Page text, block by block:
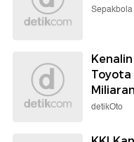
Sepakbola
Toyota
Miliaran
detikOto